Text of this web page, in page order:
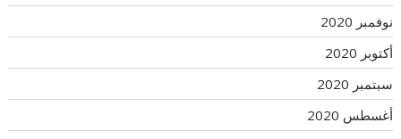
نوفمبر 2020
أكتوبر 2020
سبتمبر 2020
أغسطس 2020